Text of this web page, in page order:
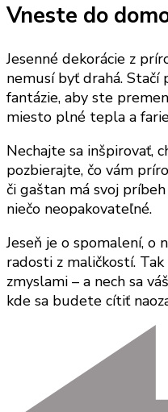
Vneste do
Jesenné dekorácie z
nemusí byť drahá.
fantázie, aby ste
miesto plné tepla a
Nechajte sa inšpirovať,
pozbierajte, čo vám
či gaštan má svoj
niečo neopakovateľné.
Jeseň je o spomalení, o
radosti z maličkostí.
zmyslami – a nech sa
kde sa budete cítiť